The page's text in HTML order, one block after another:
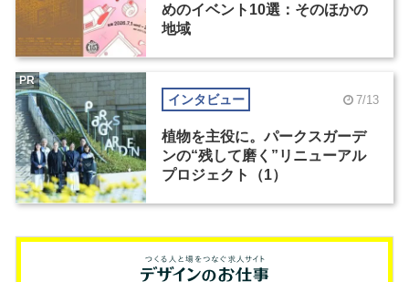
めのイベント10選：そのほかの
地域
インタビュー 7/13
植物を主役に。パークスガーデ
ンの“残して磨く”リニューアル
プロジェクト（1）
PR